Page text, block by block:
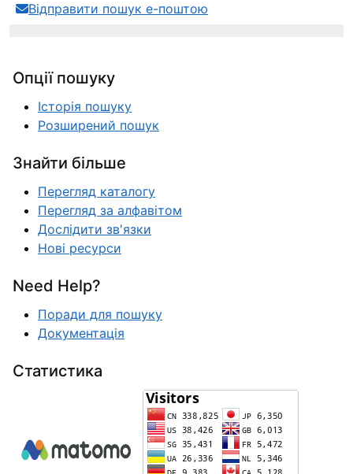
Відправити пошук е-поштою
Опції пошуку
Історія пошуку
Розширений пошук
Знайти більше
Перегляд каталогу
Перегляд за алфавітом
Дослідити зв'язки
Нові ресурси
Need Help?
Поради для пошуку
Документація
Статистика